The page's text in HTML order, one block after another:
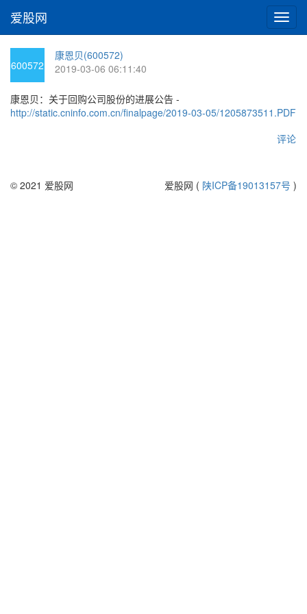
切
换
爱股网
600572
康恩贝(600572)
2019-03-06 06:11:40
康恩贝：关于回购公司股份的进展公告 -
http://static.cninfo.com.cn/finalpage/2019-03-05/1205873511.PDF
评论
© 2021 爱股网 爱股网 ( 陕ICP备19013157号 )